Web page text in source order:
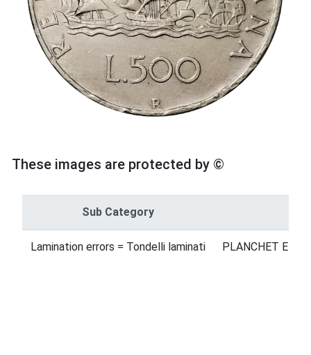
These images are protected by ©
Sub Category
Lamination errors = Tondelli laminati PLANCHET